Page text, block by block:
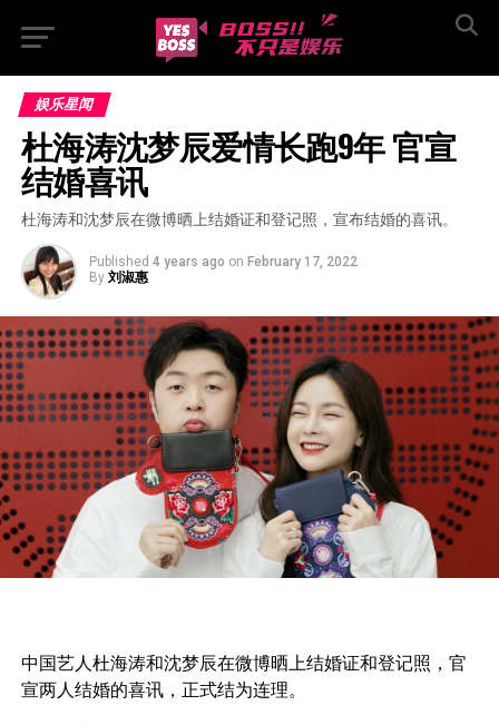
娱乐星闻
杜海涛沈梦辰爱情长跑9年 官宣
结婚喜讯
杜海涛和沈梦辰在微博晒上结婚证和登记照，宣布结婚的喜讯。
Published 4 years ago on February 17, 2022
By 刘淑惠
中国艺人杜海涛和沈梦辰在微博晒上结婚证和登记照，官
宣两人结婚的喜讯，正式结为连理。